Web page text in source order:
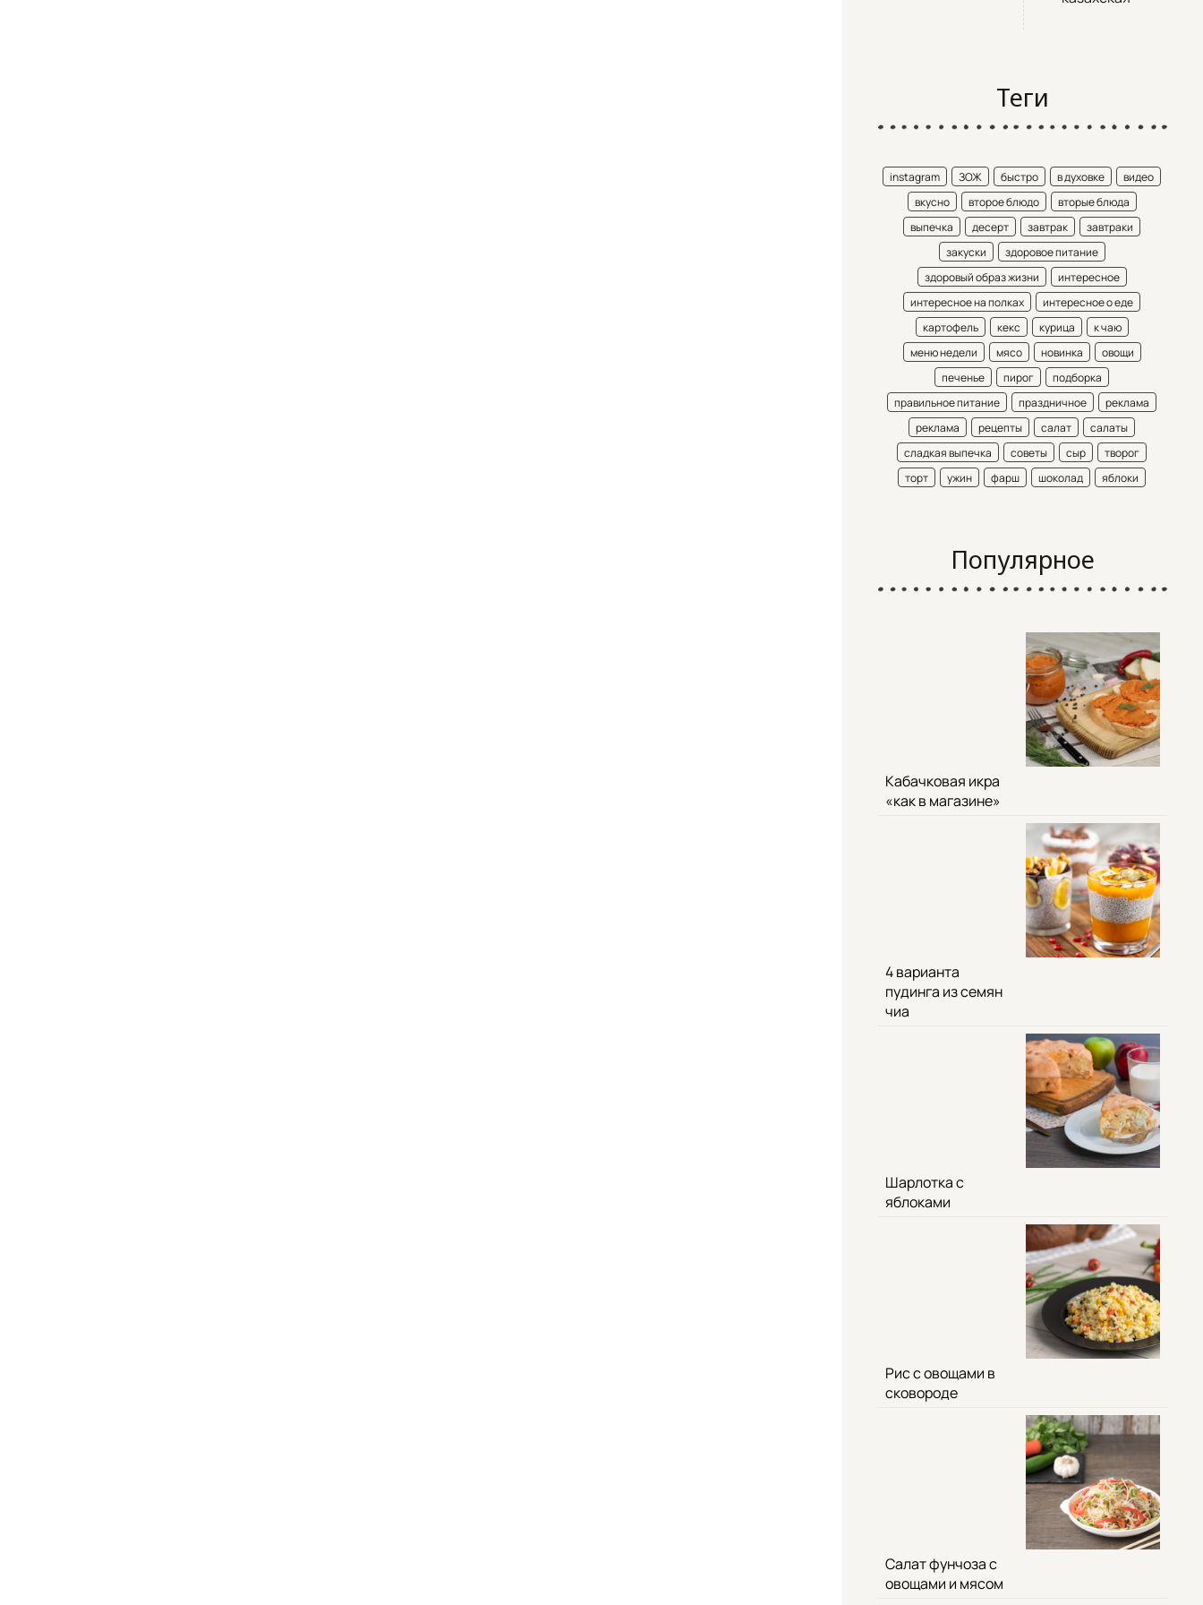
Теги
instagram ЗОЖ быстро в духовке
видео
вкусно
второе блюдо
вторые блюда
выпечка
десерт завтрак
завтраки
закуски
здоровое питание
здоровый образ жизни
интересное
интересное на полках
интересное о еде
картофель
кекс курица
к чаю
меню недели
мясо новинка
овощи
печенье
пирог
подборка
правильное питание
праздничное
реклама
реклама
рецепты салат
салаты
сладкая выпечка
советы сыр
творог
торт
ужин фарш шоколад яблоки
Популярное
Кабачковая икра
«как в магазине»
4 варианта
пудинга из семян
чиа
Шарлотка с
яблоками
Рис с овощами в
сковороде
Салат фунчоза с
овощами и мясом